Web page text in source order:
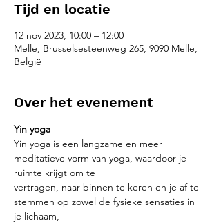
Tijd en locatie
12 nov 2023, 10:00 – 12:00
Melle, Brusselsesteenweg 265, 9090 Melle,
België
Over het evenement
Yin yoga
Yin yoga is een langzame en meer
meditatieve vorm van yoga, waardoor je
ruimte krijgt om te
vertragen, naar binnen te keren en je af te
stemmen op zowel de fysieke sensaties in
je lichaam,